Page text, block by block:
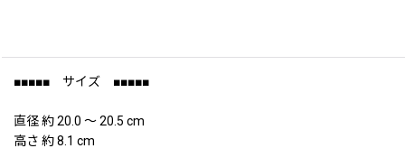
■■■■■ サイズ ■■■■■
直径 約 20.0 〜 20.5 cm
高さ 約 8.1 cm